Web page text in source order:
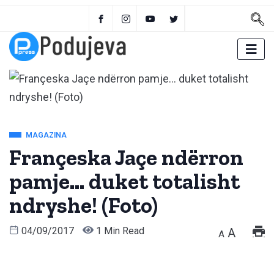
MAGAZINA
Françeska Jaçe ndërron
pamje… duket totalisht
ndryshe! (Foto)
04/09/2017 1 Min Read A A